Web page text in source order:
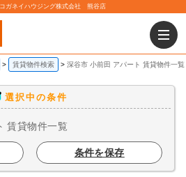
ガネイハウジング株式会社 熊谷店
賃貸物件検索 深谷市 小前田 アパート 賃貸物件一覧
選択中の条件
賃貸物件一覧
条件を保存